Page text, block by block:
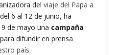
delviaje del Papa a
6 al 12 de junio, ha
de mayo una campaña
para difundir en prensa
país.